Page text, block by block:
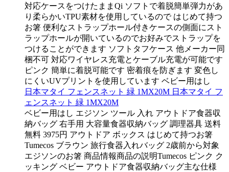
対応ケースをつけたままQi ソフトで着脱簡単弾力があ
り柔らかいTPU素材を使用しているので はじめて持つ
お箸 便利なストラップホール付きケースの側面にスト
ラップホールが開いているのでお好みでストラップを
つけることができます ソフトタフケース 他メーカー同
梱不可 対応ワイヤレス充電とケーブル充電が可能です
ピンク 簡単に着脱可能です 密着痕を防ぎます 変色し
にくいUVプリントを使用しています ベビー用はし
日本マタイ フェンスネット 緑 1MX20M 日本マタイ フ
ェンスネット 緑 1MX20M
ベビー用はし エジソン ツール 入れ アウトドア食器収
納バッグ 右手用 大容量食器収納バッグ 調理器具 送料
無料 3975円 アウトドア ボックス はじめて持つお箸
Tumecos ブラウン 旅行食器入れバッグ 2歳前から対象
エジソンのお箸 商品情報商品の説明Tumecos ピンク ク
ッキング ベビー アウトドア食器収納バッグ主な仕様